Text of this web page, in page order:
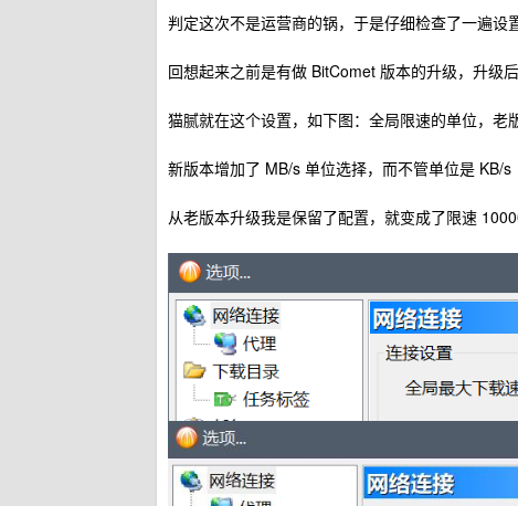
判定这次不是运营商的锅，于是仔细检查了一遍设
回想起来之前是有做 BitComet 版本的升级，升级
猫腻就在这个设置，如下图：全局限速的单位，老
新版本增加了 MB/s 单位选择，而不管单位是 KB/
从老版本升级我是保留了配置，就变成了限速